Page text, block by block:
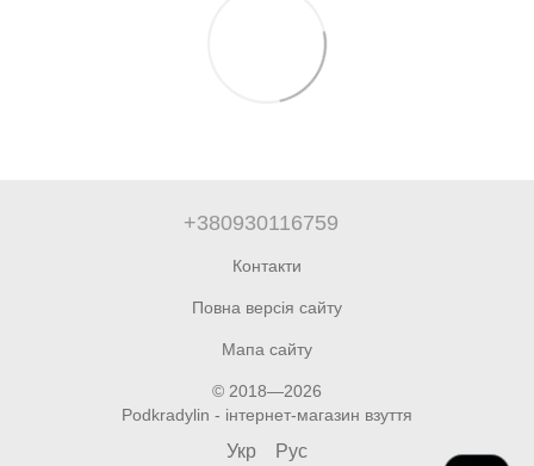
+380930116759
Контакти
Повна версія сайту
Мапа сайту
© 2018—2026
Podkradylin - інтернет-магазин взуття
Укр Рус